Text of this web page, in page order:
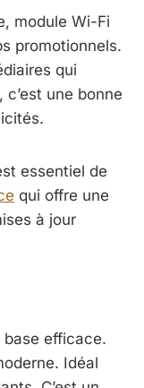
module Wi-Fi
promotionnels.
qui
une bonne
essentiel de
qui offre une
à jour
efficace.
Idéal